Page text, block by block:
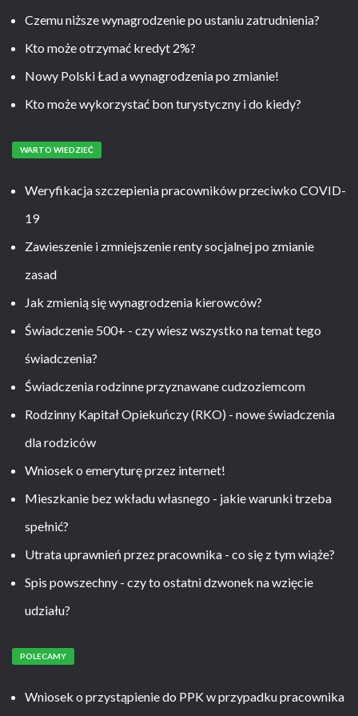
Czemu niższe wynagrodzenie po ustaniu zatrudnienia?
Kto może otrzymać kredyt 2%?
Nowy Polski Ład a wynagrodzenia po zmianie!
Kto może wykorzystać bon turystyczny i do kiedy?
WARTO WIEDZIEĆ
Weryfikacja szczepienia pracowników przeciwko COVID-
19
Zawieszenie i zmniejszenie renty socjalnej po zmianie
zasad
Jak zmienią się wynagrodzenia kierowców?
Świadczenie 500+ - czy wiesz wszystko na temat tego
świadczenia?
Świadczenia rodzinne przyznawane cudzoziemcom
Rodzinny Kapitał Opiekuńczy (RKO) - nowe świadczenia
dla rodziców
Wniosek o emeryturę przez internet!
Mieszkanie bez wkładu własnego - jakie warunki trzeba
spełnić?
Utrata uprawnień przez pracownika - co się z tym wiąże?
Spis powszechny - czy to ostatni dzwonek na wzięcie
udziału?
POLECAMY
Wniosek o przystąpienie do PPK w przypadku pracownika